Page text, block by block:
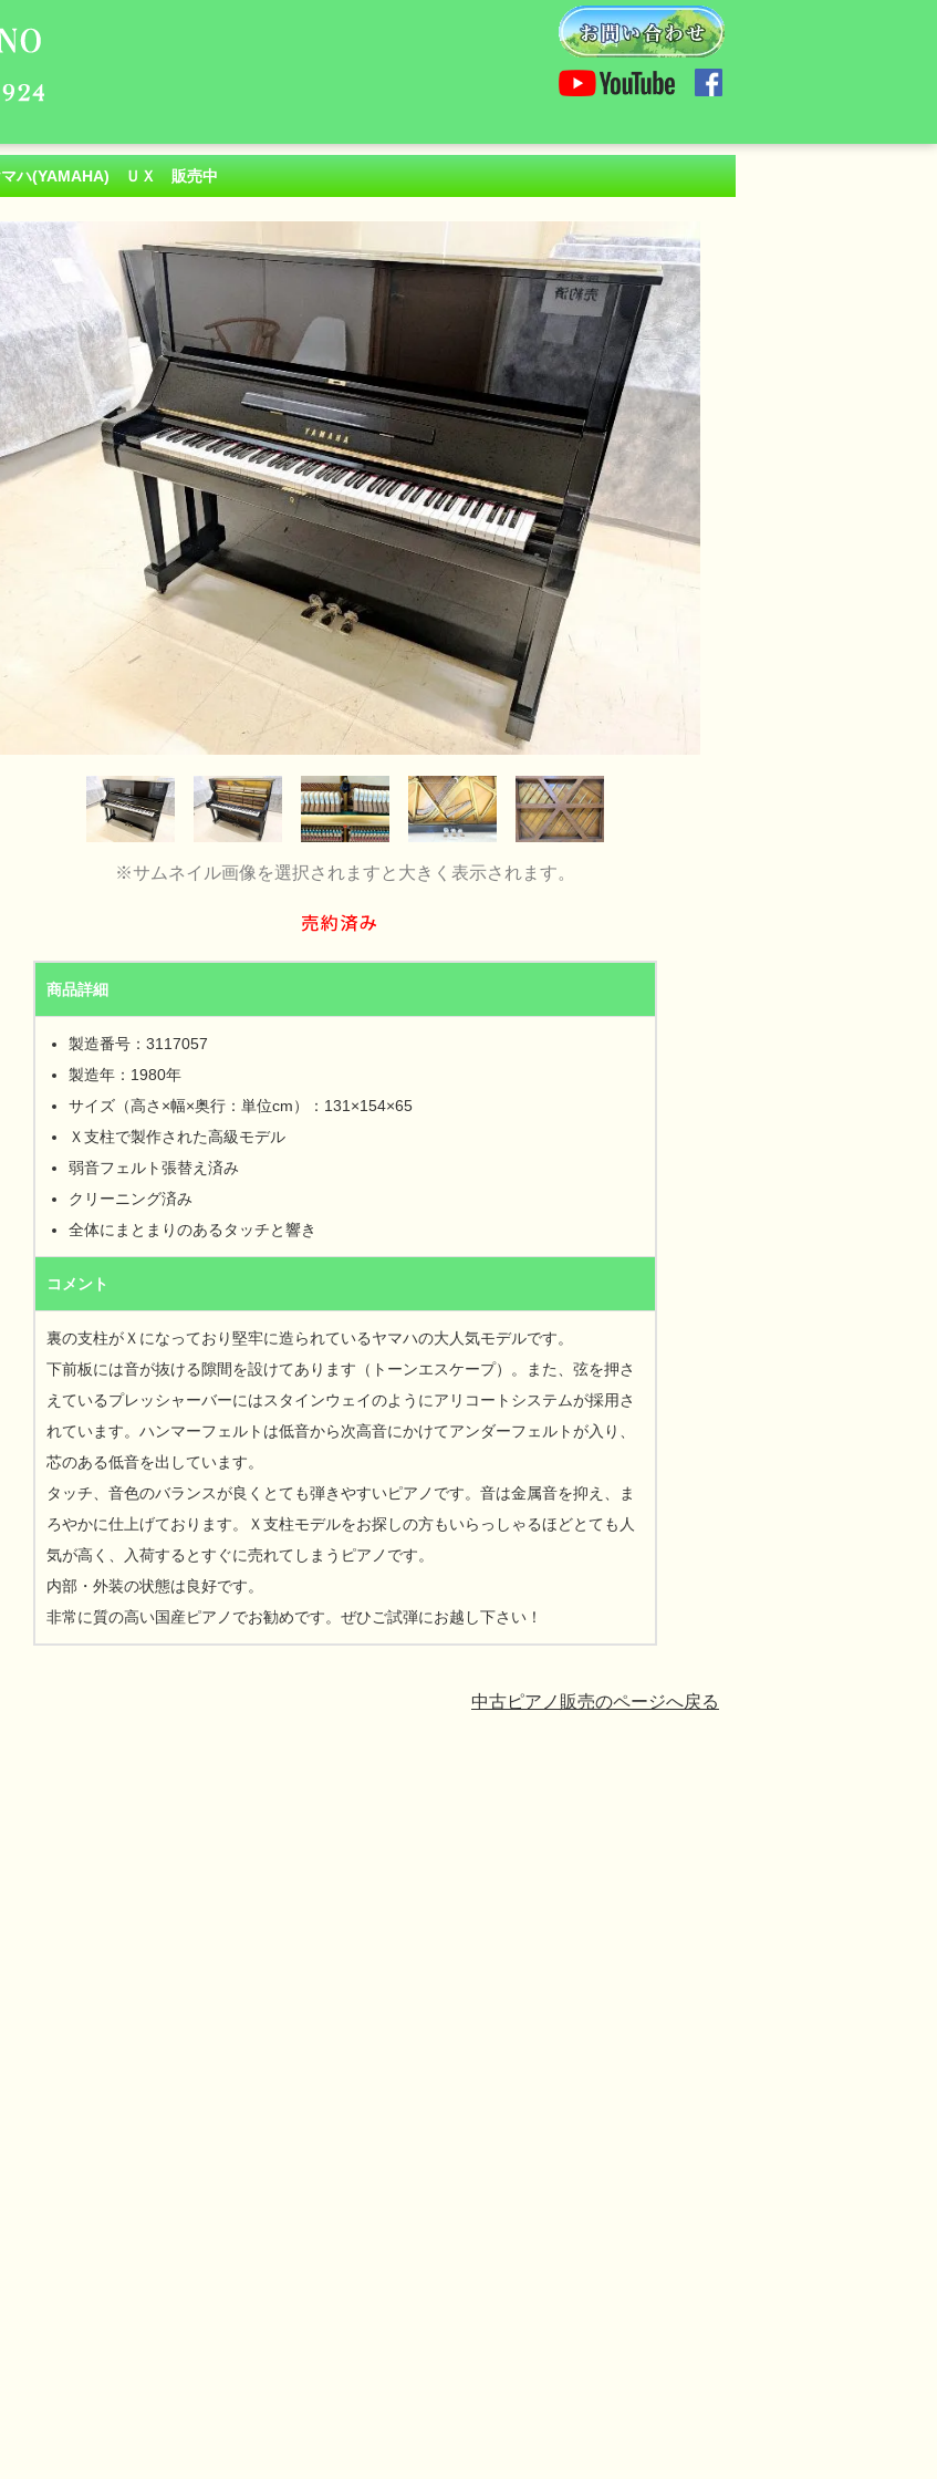
ヤマハ(YAMAHA) ＵＸ 販売中
※サムネイル画像を選択されますと大きく表示されます。
商品詳細
製造番号：3117057
製造年：1980年
サイズ（高さ×幅×奥行：単位cm）：131×154×65
Ｘ支柱で製作された高級モデル
弱音フェルト張替え済み
クリーニング済み
全体にまとまりのあるタッチと響き
コメント
裏の支柱がＸになっており堅牢に造られているヤマハの大人気モデルです。
下前板には音が抜ける隙間を設けてあります（トーンエスケープ）。また、弦を押さ
えているプレッシャーバーにはスタインウェイのようにアリコートシステムが採用さ
れています。ハンマーフェルトは低音から次高音にかけてアンダーフェルトが入り、
芯のある低音を出しています。
タッチ、音色のバランスが良くとても弾きやすいピアノです。音は金属音を抑え、ま
ろやかに仕上げております。Ｘ支柱モデルをお探しの方もいらっしゃるほどとても人
気が高く、入荷するとすぐに売れてしまうピアノです。
内部・外装の状態は良好です。
非常に質の高い国産ピアノでお勧めです。ぜひご試弾にお越し下さい！
中古ピアノ販売のページへ戻る